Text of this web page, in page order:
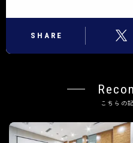
SHARE
こちらの